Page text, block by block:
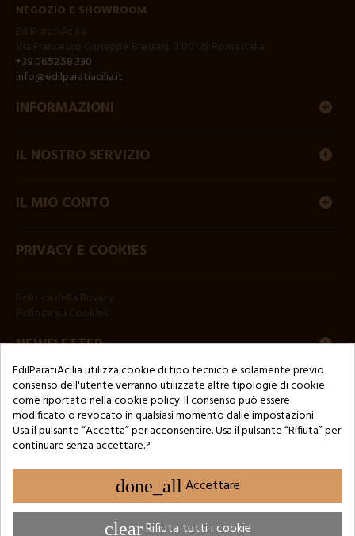
NEGOZIO E SHOWROOM
+39.06.52.58.330
info@edilparatiacilia.it
INFORMAZIONI
IL NOSTRO SERVIZIO
IL MIO CONTO
PRIVACY E COOKIES
NEWSLETTER
Copyright © 2024 by 3Enne s.r.l.s. P.IVA/C.F.: 13466181008
Numero di iscrizione REA: RM-1449325 - Registro delle Imprese di
Roma
Website Developed by M.Borzacchini - TestSide
EdilParatiAcilia utilizza cookie di tipo tecnico e solamente previo
consenso dell'utente verranno utilizzate altre tipologie di cookie
come riportato nella cookie policy. Il consenso può essere
modificato o revocato in qualsiasi momento dalle impostazioni.
Usa il pulsante “Accetta” per acconsentire. Usa il pulsante “Rifiuta” per
continuare senza accettare.?
done_all Accettare
clearRifiuta tutti i cookie